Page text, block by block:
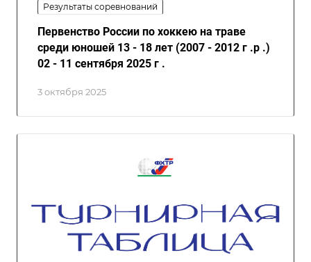
Результаты соревнований
3 октября 2025
Первенство России по хоккею на траве
среди юношей 13 - 18 лет (2007 - 2012 г .р .)
02 - 11 сентября 2025 г .